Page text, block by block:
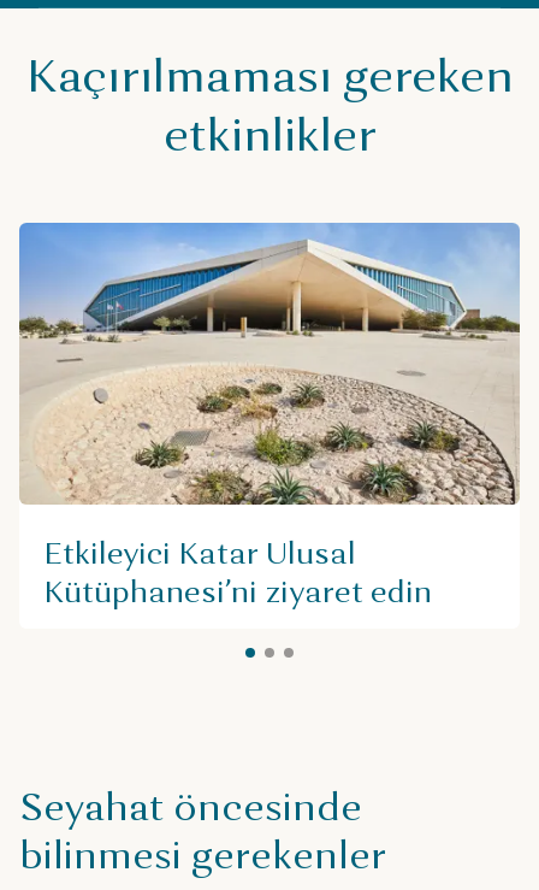
Kaçırılmaması gereken
etkinlikler
Etkileyici Katar Ulusal
Kütüphanesi’ni ziyaret edin
Seyahat öncesinde
bilinmesi gerekenler